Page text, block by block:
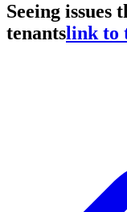
Seeing issues
tenantslink to